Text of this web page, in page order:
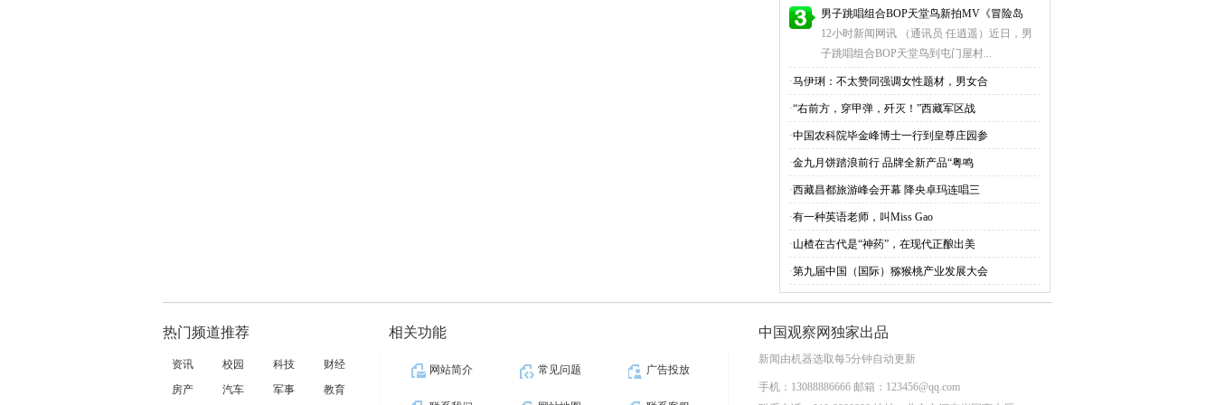
男子跳唱组合BOP天堂鸟新拍MV《冒险岛
12小时新闻网讯 （通讯员 任逍遥）近日，男
子跳唱组合BOP天堂鸟到屯门屋村...
·马伊琍：不太赞同强调女性题材，男女合
·“右前方，穿甲弹，歼灭！”西藏军区战
·中国农科院毕金峰博士一行到皇尊庄园参
·金九月饼踏浪前行 品牌全新产品“粤鸣
·西藏昌都旅游峰会开幕 降央卓玛连唱三
·有一种英语老师，叫Miss Gao
·山楂在古代是“神药”，在现代正酿出美
·第九届中国（国际）猕猴桃产业发展大会
热门频道推荐
资讯 校园 科技
财经
房产
汽车 军事 教育
相关功能
网站简介 常见问题 广告投放
中国观察网独家出品
新闻由机器选取每5分钟自动更新
手机：13088886666 邮箱：123456@qq.com